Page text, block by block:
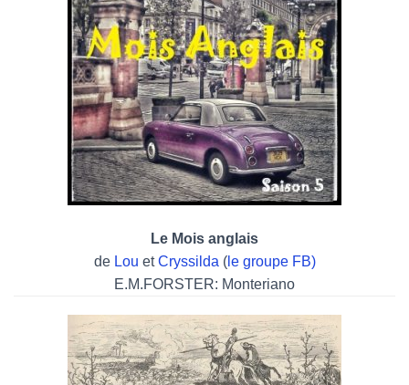
Le Mois anglais
de Lou etCryssilda (le groupe FB)
E.M.FORSTER: Monteriano